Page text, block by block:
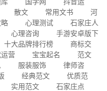
散文 常用文书
河
心理测试
石家庄人
心理咨询
手游安卓版下
十大品牌排行榜
商标交
营 宝宝起名
范文
服装服饰
律师咨
经典范文
优质范
实用范文
石家庄点